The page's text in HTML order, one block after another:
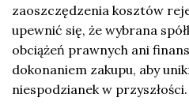
zaoszczędzenia kosztów
upewnić się, że wybrana
obciążeń prawnych ani
dokonaniem zakupu, aby
niespodzianek w przyszłości.